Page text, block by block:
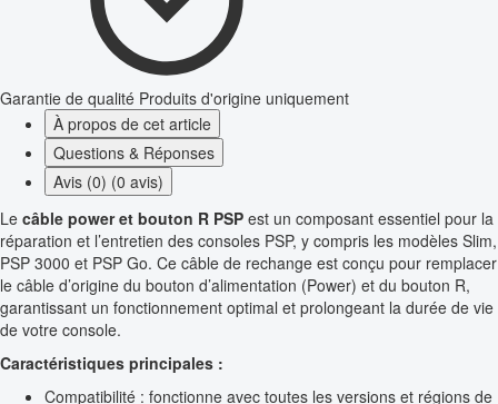
Garantie de qualité Produits d'origine uniquement
À propos de cet article
Questions & Réponses
Avis (0) (0 avis)
Le câble power et bouton R PSP est un composant essentiel pour la
réparation et l’entretien des consoles PSP, y compris les modèles Slim,
PSP 3000 et PSP Go. Ce câble de rechange est conçu pour remplacer
le câble d’origine du bouton d’alimentation (Power) et du bouton R,
garantissant un fonctionnement optimal et prolongeant la durée de vie
de votre console.
Caractéristiques principales :
Compatibilité : fonctionne avec toutes les versions et régions de